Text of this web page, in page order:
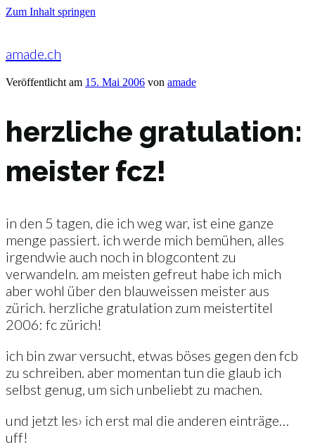
Zum Inhalt springen
amade.ch
Veröffentlicht am 15. Mai 2006 von amade
herzliche gratulation:
meister fcz!
in den 5 tagen, die ich weg war, ist eine ganze
menge passiert. ich werde mich bemühen, alles
irgendwie auch noch in blogcontent zu
verwandeln. am meisten gefreut habe ich mich
aber wohl über den blauweissen meister aus
zürich. herzliche gratulation zum meistertitel
2006: fc zürich!
ich bin zwar versucht, etwas böses gegen den fcb
zu schreiben. aber momentan tun die glaub ich
selbst genug, um sich unbeliebt zu machen.
und jetzt les› ich erst mal die anderen einträge…
uff!